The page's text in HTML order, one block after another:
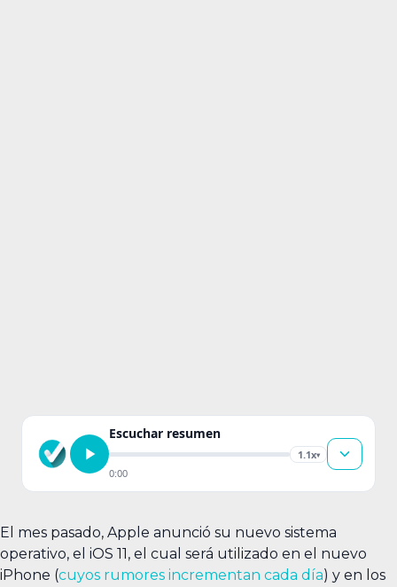
Escuchar resumen
1.1x▾
0:00
El mes pasado, Apple anunció su nuevo sistema
operativo, el iOS 11, el cual será utilizado en el nuevo
iPhone (cuyos rumores incrementan cada día) y en los